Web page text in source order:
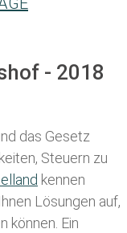
- 2018
das Gesetz
Steuern zu
kennen
Lösungen auf,
können. Ein